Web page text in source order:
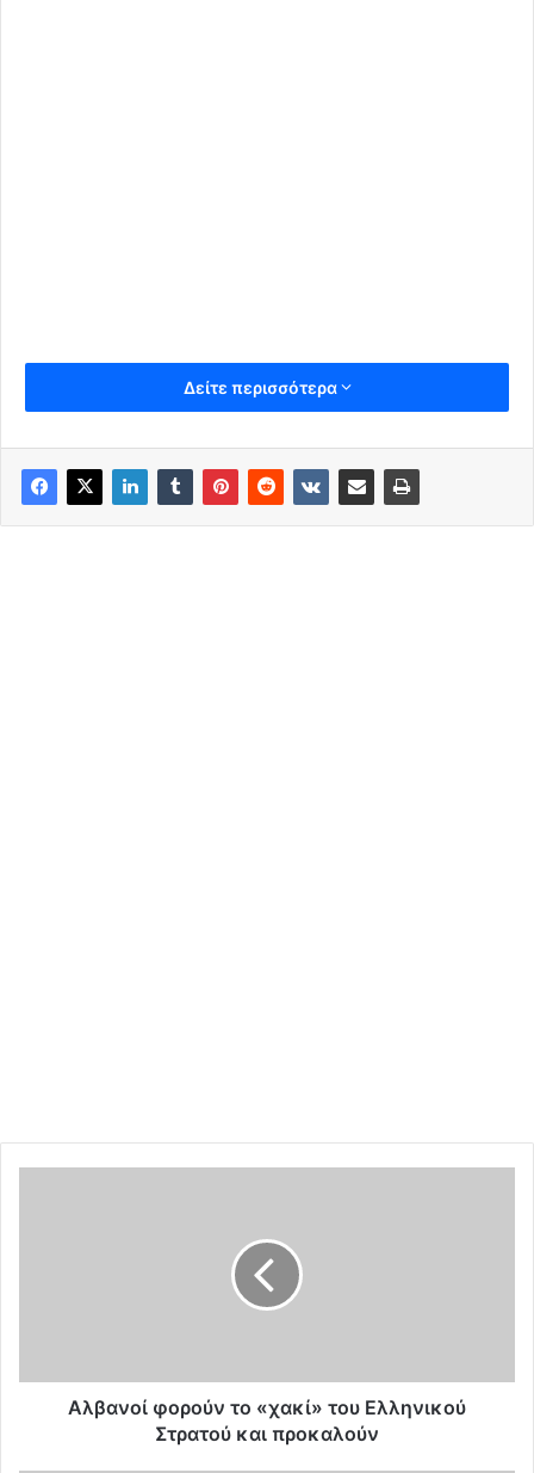
Δείτε περισσότερα
ο
Αλβανοί φορούν το «χακί» του Ελληνικού
Στρατού και προκαλούν